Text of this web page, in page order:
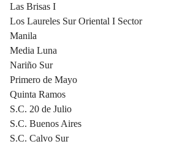
Las Brisas I
Los Laureles Sur Oriental I Sector
Manila
Media Luna
Nariño Sur
Primero de Mayo
Quinta Ramos
S.C. 20 de Julio
S.C. Buenos Aires
S.C. Calvo Sur